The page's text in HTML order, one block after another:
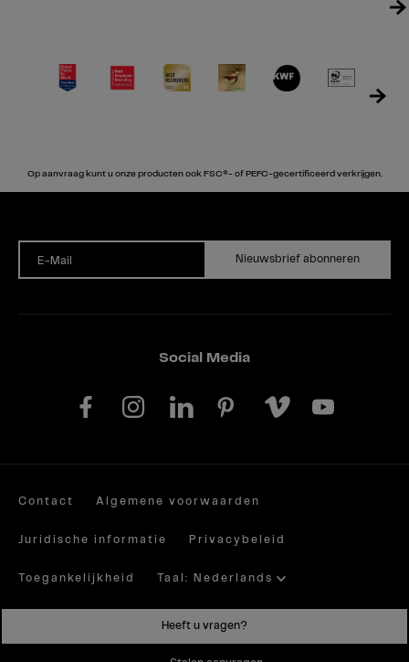
Heeft u vragen?
Op aanvraag kunt u onze producten ook FSC®- of PEFC-gecertificeerd verkrijgen.
E-Mail Nieuwsbrief abonneren
Social Media
Contact Algemene voorwaarden
Juridische informatie Privacybeleid
Toegankelijkheid Taal: Nederlands